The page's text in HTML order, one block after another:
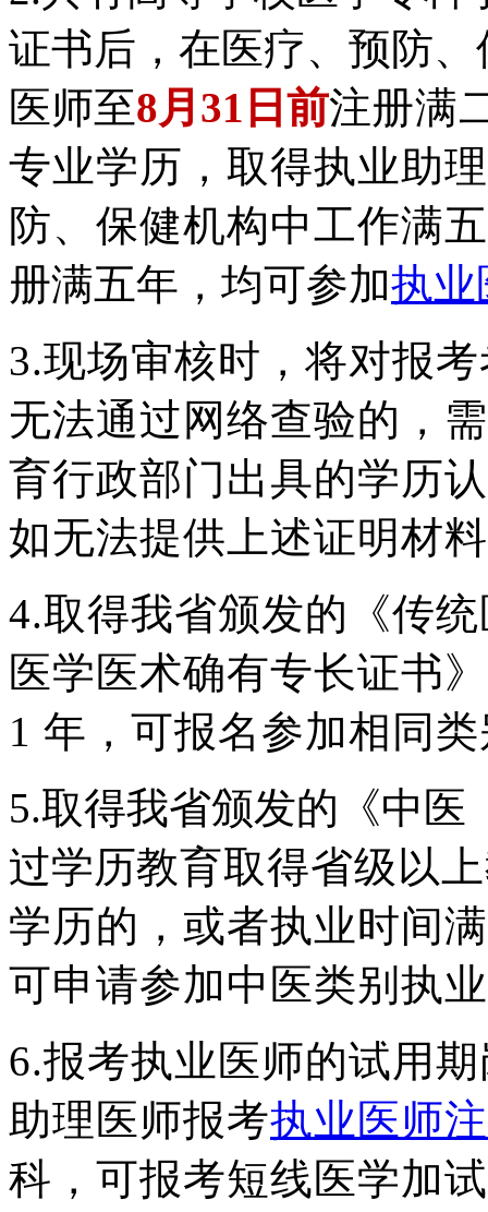
证书后， 在医疗、预防
医师至8月31日前注册满
专业学历，取得执业助
防、保健机构中工作满
册满五年，均可参加执业
3.现场审核时，将对报
无法通过网络查验的，
育行政部门出具的学历
如无法提供上述证明材
4.取得我省颁发的《传
医学医术确有专长证书
1 年，可报名参加相同
5.取得我省颁发的《中医
过学历教育取得省级以
学历的，或者执业时间
可申请参加中医类别执
6.报考执业医师的试用
助理医师报考执业医师
科，可报考短线医学加